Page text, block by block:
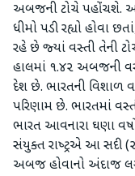
અબજની ટોચે પહોંચશે. આ
ધીમો પડી રહ્યો હોવા
રહે છે જ્‍યાં વસ્‍તી તેની
હાલમાં ૧.૪૨ અબજની
દેશ છે. ભારતની વિશાળ
પરિણામ છે. ભારતમાં
ભારત આવનારા ઘણા
સંયુક્‍ત રાષ્‍ટ્રએ આ સદી
અબજ હોવાનો અંદાજ